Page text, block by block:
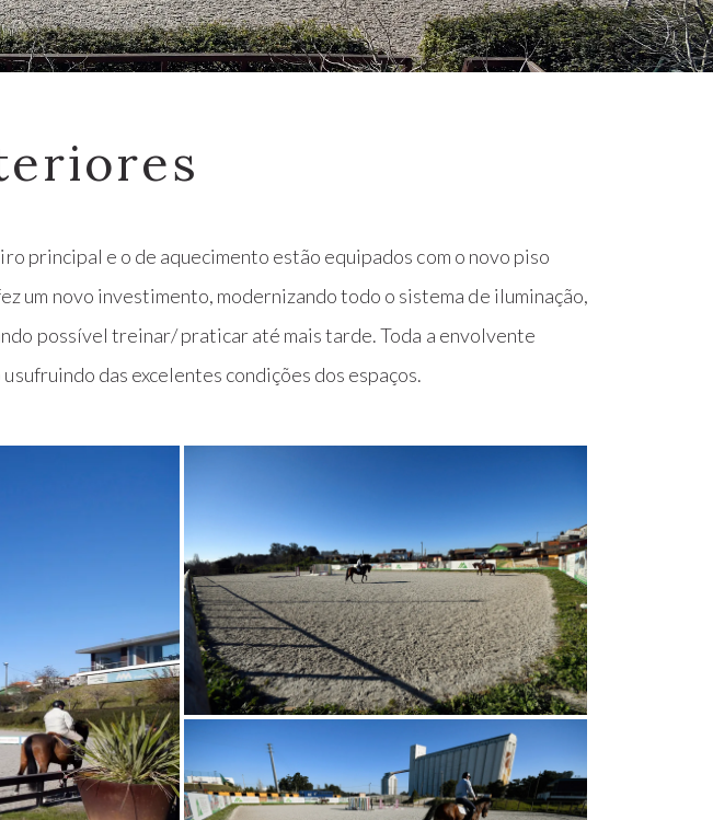
principal e o de aquecimento estão equipados com o novo piso
um novo investimento, modernizando todo o sistema de iluminação,
possível treinar/ praticar até mais tarde. Toda a envolvente
das excelentes condições dos espaços.